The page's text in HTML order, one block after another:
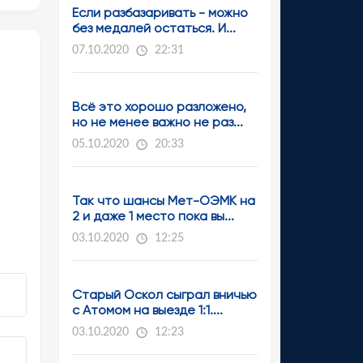
Если разбазаривать - можно
без медалей остаться. И...
07.10.2020 22:31
Всё это хорошо разложено,
но не менее важно не раз...
05.10.2020 20:33
Так что шансы Мет-ОЭМК на
2 и даже 1 место пока вы...
03.10.2020 12:25
Старый Оскол сыграл вничью
с Атомом на выезде 1:1....
03.10.2020 12:23